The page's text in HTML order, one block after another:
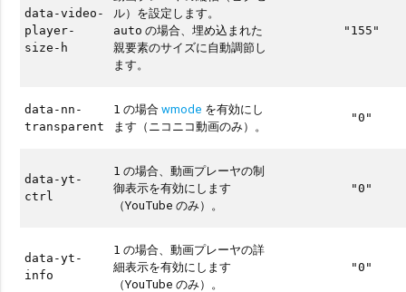
data-video-
player-
size-h
ル）を設定します。
auto の場合、埋め込まれた
親要素のサイズに自動調節し
ます。
"155"
data-nn-
transparent
1 の場合wmode を有効にし
ます（ニコニコ動画のみ）。
"0"
data-yt-
ctrl
1 の場合、動画プレーヤの制
御表示を有効にします
（YouTube のみ）。
"0"
data-yt-
info
1 の場合、動画プレーヤの詳
細表示を有効にします
（YouTube のみ）。
"0"